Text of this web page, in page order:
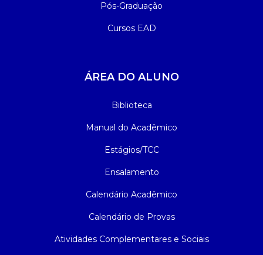
Pós-Graduação
Cursos EAD
ÁREA DO ALUNO
Biblioteca
Manual do Acadêmico
Estágios/TCC
Ensalamento
Calendário Acadêmico
Calendário de Provas
Atividades Complementares e Sociais